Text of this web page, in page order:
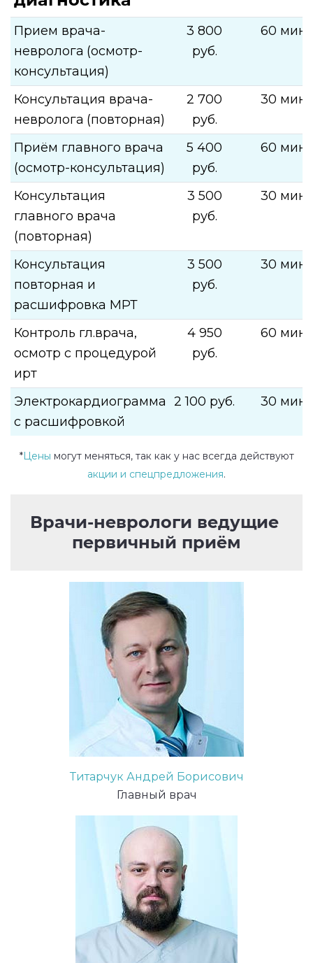
Прием врача-
невролога (осмотр-
консультация)
3 800
руб.
60 мин.
Консультация врача-
невролога (повторная)
2 700
руб.
30 мин.
Приём главного врача
(осмотр-консультация)
5 400
руб.
60 мин.
Консультация
главного врача
(повторная)
3 500
руб.
30 мин.
Консультация
повторная и
расшифровка МРТ
3 500
руб.
30 мин.
Контроль гл.врача,
осмотр с процедурой
ирт
4 950
руб.
60 мин.
Электрокардиограмма
с расшифровкой
2 100 руб. 30 мин.
*Цены могут меняться, так как у нас всегда действуют
акции и спецпредложения.
Врачи-неврологи ведущие
первичный приём
Титарчук Андрей Борисович
Главный врач